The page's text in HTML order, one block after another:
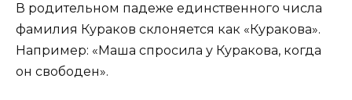
В родительном падеже единственного числа
фамилия Кураков склоняется как «Куракова».
Например: «Маша спросила у Куракова, когда
он свободен».